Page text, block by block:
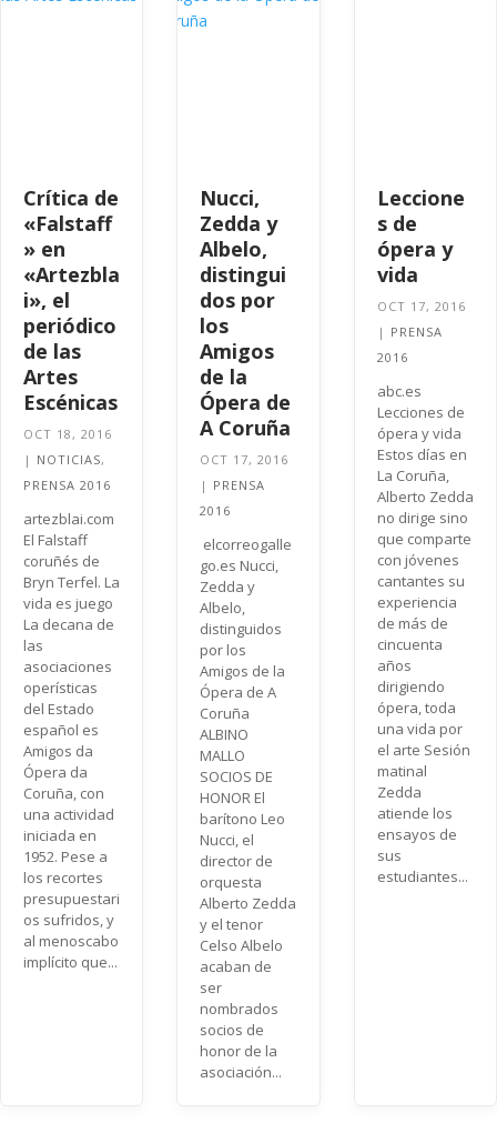
Crítica de
«Falstaff
» en
«Artezbla
i», el
periódico
de las
Artes
Escénicas
OCT 18, 2016
| NOTICIAS,
PRENSA 2016
artezblai.com
El Falstaff
coruñés de
Bryn Terfel. La
vida es juego
La decana de
las
asociaciones
operísticas
del Estado
español es
Amigos da
Ópera da
Coruña, con
una actividad
iniciada en
1952. Pese a
los recortes
presupuestari
os sufridos, y
al menoscabo
implícito que...
Nucci,
Zedda y
Albelo,
distingui
dos por
los
Amigos
de la
Ópera de
A Coruña
OCT 17, 2016
| PRENSA
2016
elcorreogalle
go.es Nucci,
Zedda y
Albelo,
distinguidos
por los
Amigos de la
Ópera de A
Coruña
ALBINO
MALLO
SOCIOS DE
HONOR El
barítono Leo
Nucci, el
director de
orquesta
Alberto Zedda
y el tenor
Celso Albelo
acaban de
ser
nombrados
socios de
honor de la
asociación...
Leccione
s de
ópera y
vida
OCT 17, 2016
| PRENSA
2016
abc.es
Lecciones de
ópera y vida
Estos días en
La Coruña,
Alberto Zedda
no dirige sino
que comparte
con jóvenes
cantantes su
experiencia
de más de
cincuenta
años
dirigiendo
ópera, toda
una vida por
el arte Sesión
matinal
Zedda
atiende los
ensayos de
sus
estudiantes...